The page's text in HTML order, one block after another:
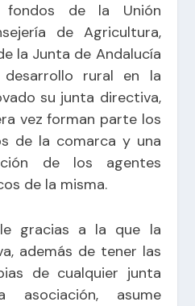
de la Unión
de Agricultura,
la Junta de Andalucía
rural en la
su junta directiva,
vez forman parte los
de la comarca y una
de los agentes
de la misma.
gracias a la que la
además de tener las
de cualquier junta
asume